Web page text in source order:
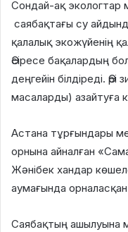
Сондай-ақ экологтар
саябақтағы су
қалалық экожүйенің
Әсіресе бақалардың
деңгейін білдіреді.
масаларды) азайтуға
Астана тұрғындары
орнына айналған
Жәнібек хандар
аумағында
Саябақтың ашылуына